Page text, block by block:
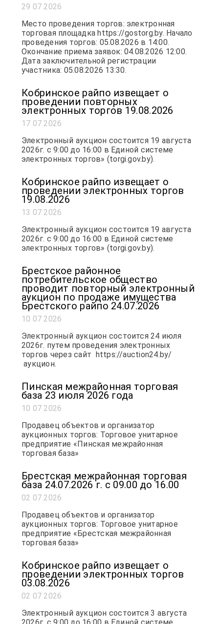
29 07 2026
Место проведения торгов: электронная
торговая площадка https://gostorg.by. Начало
проведения торгов: 05.08.2026 в 14:00.
Окончание приема заявок: 04.08.2026 12:00.
Дата заключительной регистрации
участника: 05.08.2026 13:30.
Кобринское райпо извещает о
проведении повторных
электронных торгов 19.08.2026
17 07 2026
Электронный аукцион состоится 19 августа
2026г. с 9:00 до 16:00 в Единой системе
электронных торгов» (torgi.gov.by).
Кобринское райпо извещает о
проведении электронных торгов
19.08.2026
13 07 2026
Электронный аукцион состоится 19 августа
2026г. с 9:00 до 16:00 в Единой системе
электронных торгов» (torgi.gov.by).
Брестское районное
потребительское общество
проводит повторный электронный
аукцион по продаже имущества
Брестского райпо 24.07.2026
10 07 2026
Электронный аукцион состоится 24 июля
2026г. путем проведения электронных
торгов через сайт https://auction24.by/
аукцион.
Пинская межрайонная торговая
база 23 июля 2026 года
10 07 2026
Продавец объектов и организатор
аукционных торгов: Торговое унитарное
предприятие «Пинская межрайонная
торговая база»
Брестская межрайонная торговая
база 24.07.2026 г. с 09.00 до 16.00
02 07 2026
Продавец объектов и организатор
аукционных торгов: Торговое унитарное
предприятие «Брестская межрайонная
торговая база»
Кобринское райпо извещает о
проведении электронных торгов
03.08.2026
02 07 2026
Электронный аукцион состоится 3 августа